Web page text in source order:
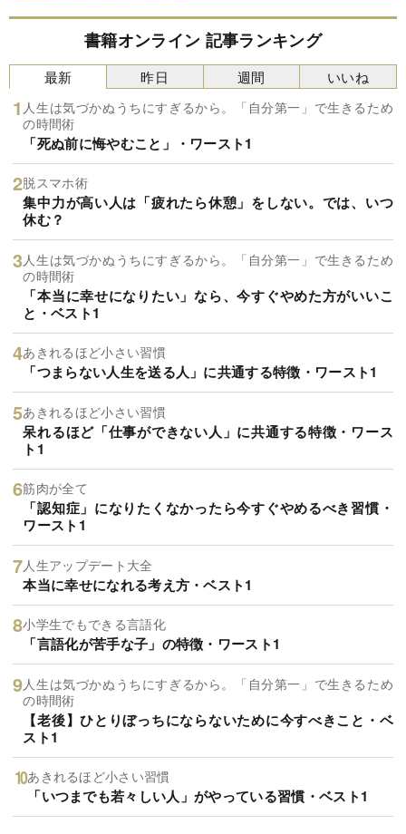
書籍オンライン 記事ランキング
最新
人生は気づかぬうちにすぎるから。「自分第一」で生きるため
の時間術
「死ぬ前に悔やむこと」・ワースト1
脱スマホ術
集中力が高い人は「疲れたら休憩」をしない。では、いつ
休む？
人生は気づかぬうちにすぎるから。「自分第一」で生きるため
の時間術
「本当に幸せになりたい」なら、今すぐやめた方がいいこ
と・ベスト1
あきれるほど小さい習慣
「つまらない人生を送る人」に共通する特徴・ワースト1
あきれるほど小さい習慣
呆れるほど「仕事ができない人」に共通する特徴・ワース
ト1
筋肉が全て
「認知症」になりたくなかったら今すぐやめるべき習慣・
ワースト1
人生アップデート大全
本当に幸せになれる考え方・ベスト1
小学生でもできる言語化
「言語化が苦手な子」の特徴・ワースト1
人生は気づかぬうちにすぎるから。「自分第一」で生きるため
の時間術
【老後】ひとりぼっちにならないために今すべきこと・ベ
スト1
あきれるほど小さい習慣
「いつまでも若々しい人」がやっている習慣・ベスト1
昨日 週間 いいね